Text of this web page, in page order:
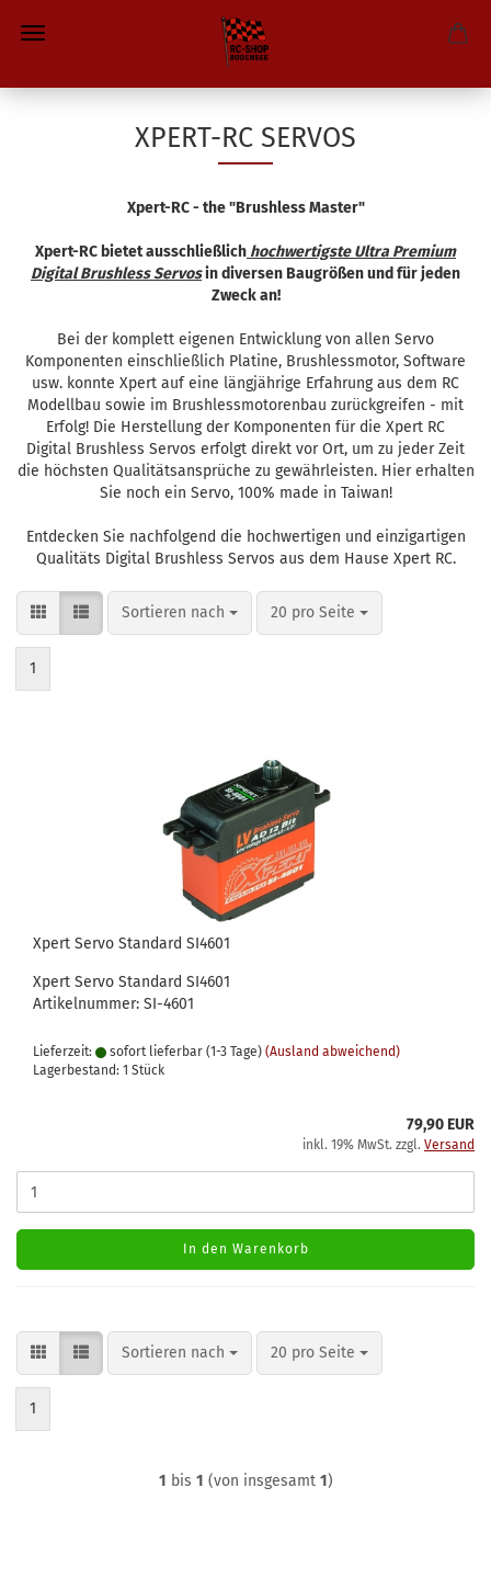
XPERT-RC SERVOS
Xpert-RC - the "Brushless Master"
Xpert-RC bietet ausschließlich hochwertigste Ultra Premium
Digital Brushless Servosin diversen Baugrößen und für jeden
Zweck an!
Bei der komplett eigenen Entwicklung von allen Servo
Komponenten einschließlich Platine, Brushlessmotor, Software
usw. konnte Xpert auf eine längjährige Erfahrung aus dem RC
Modellbau sowie im Brushlessmotorenbau zurückgreifen - mit
Erfolg! Die Herstellung der Komponenten für die Xpert RC
Digital Brushless Servos erfolgt direkt vor Ort, um zu jeder Zeit
die höchsten Qualitätsansprüche zu gewährleisten. Hier erhalten
Sie noch ein Servo, 100% made in Taiwan!
Entdecken Sie nachfolgend die hochwertigen und einzigartigen
Qualitäts Digital Brushless Servos aus dem Hause Xpert RC.
Sortieren nach
Sortieren nach 20 pro Seite
pro Seite
1
Xpert Servo Standard SI4601
Xpert Servo Standard SI4601
Artikelnummer: SI-4601
Lieferzeit: sofort lieferbar (1-3 Tage) (Ausland abweichend)
Lagerbestand: 1 Stück
79,90 EUR
inkl. 19% MwSt. zzgl. Versand
In den Warenkorb
Sortieren nach
Sortieren nach 20 pro Seite
pro Seite
1
1 bis 1 (von insgesamt 1)